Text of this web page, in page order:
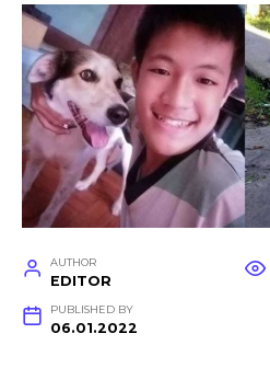
AUTHOR
EDITOR
PUBLISHED BY
06.01.2022